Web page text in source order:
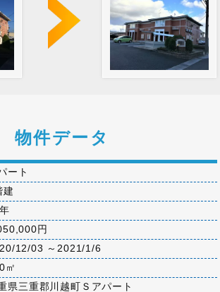
物件データ
ート
建
円
12/03 ～2021/1/6
㎡
県三重郡川越町Ｓアパート